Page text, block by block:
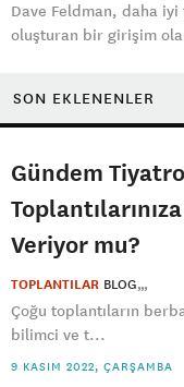
Dave Feldman, daha
oluşturan bir girişim
SON EKLENENLER
Gündem
Veriyor mu?
TOPLANTILAR BLOG
Çoğu toplantıların
bilimci ve t...
9 KASIM 2022, ÇARŞAMBA